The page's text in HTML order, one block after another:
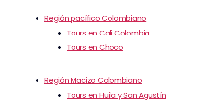
Región pacífico Colombiano
Tours en Cali Colombia
Tours en Choco
Región Macizo Colombiano
Tours en Huila y San Agustín